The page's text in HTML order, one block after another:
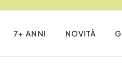
7+ ANNI NOVITÀ